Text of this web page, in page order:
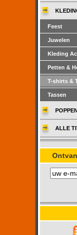
Feest
Juwelen
Kleding
Petten &
T-shirts &
Tassen
ALLE